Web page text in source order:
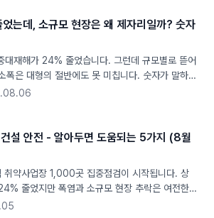
는데, 소규모 현장은 왜 제자리일까? 숫자
재해가 24% 줄었습니다. 그런데 규모별로 뜯어
폭은 대형의 절반에도 못 미칩니다. 숫자가 말하는
설 안전 - 알아두면 도움되는 5가지 (8월
취약사업장 1,000곳 집중점검이 시작됩니다. 상
줄었지만 폭염과 소규모 현장 추락은 여전한